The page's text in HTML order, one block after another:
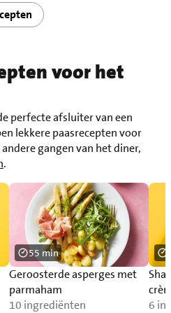
voor het
perfecte afsluiter van een
lekkere paasrecepten voor
andere gangen van het diner,
.
Geroosterde asperges met
parmaham
10 ingrediënten
55 min
6